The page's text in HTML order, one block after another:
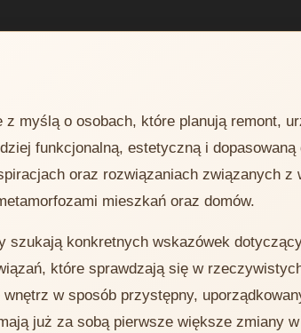
myślą o osobach, które planują remont,
funkcjonalną, estetyczną i
oraz rozwiązaniach związanych z
mieszkań oraz domów.
konkretnych wskazówek
które sprawdzają się w
w sposób przystępny,
już za sobą pierwsze większe zmiany